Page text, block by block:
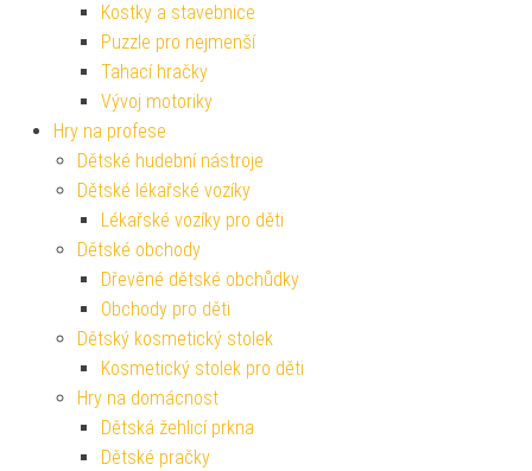
Kostky a stavebnice
Puzzle pro nejmenší
Tahací hračky
Vývoj motoriky
Hry na profese
Dětské hudební nástroje
Dětské lékařské vozíky
Lékařské vozíky pro děti
Dětské obchody
Dřevěné dětské obchůdky
Obchody pro děti
Dětský kosmetický stolek
Kosmetický stolek pro děti
Hry na domácnost
Dětská žehlicí prkna
Dětské pračky